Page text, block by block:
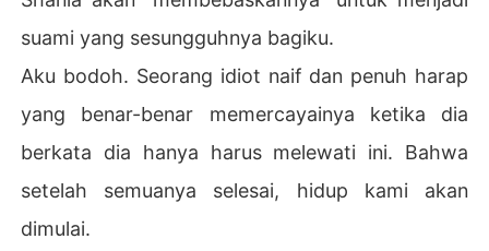
suami yang sesungguhnya bagiku.
Aku bodoh. Seorang idiot naif dan penuh harap
yang benar-benar memercayainya ketika dia
berkata dia hanya harus melewati ini. Bahwa
setelah semuanya selesai, hidup kami akan
dimulai.